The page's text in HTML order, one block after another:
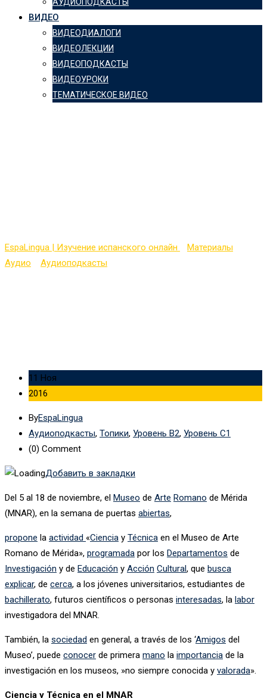
ВИДЕО
ВИДЕОДИАЛОГИ
ВИДЕОЛЕКЦИИ
ВИДЕОПОДКАСТЫ
ВИДЕОУРОКИ
ТЕМАТИЧЕСКОЕ ВИДЕО
EspaLingua | Изучение испанского онлайн Материалы
Аудио
Аудиоподкасты
11 Ноя
2016
ByEspaLingua
Аудиоподкасты, Топики, Уровень B2, Уровень C1
(0) Comment
Добавить в закладки
Del 5 al 18 de noviembre, el Museo de Arte Romano de Mérida
(MNAR), en la semana de puertas abiertas,
propone la actividad «Ciencia y Técnica en el Museo de Arte
Romano de Mérida», programada por los Departamentos de
Investigación y de Educación y Acción Cultural, que busca
explicar, de cerca, a los jóvenes universitarios, estudiantes de
bachillerato, futuros científicos o personas interesadas, la labor
investigadora del MNAR.
También, la sociedad en general, a través de los ‘Amigos del
Museo’, puede conocer de primera mano la importancia de la
investigación en los museos, »no siempre conocida y valorada».
Ciencia y Técnica en el MNAR